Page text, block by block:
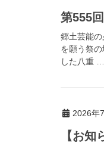
第555
郷土芸能
を願う祭
した八重 …
2026年
【お